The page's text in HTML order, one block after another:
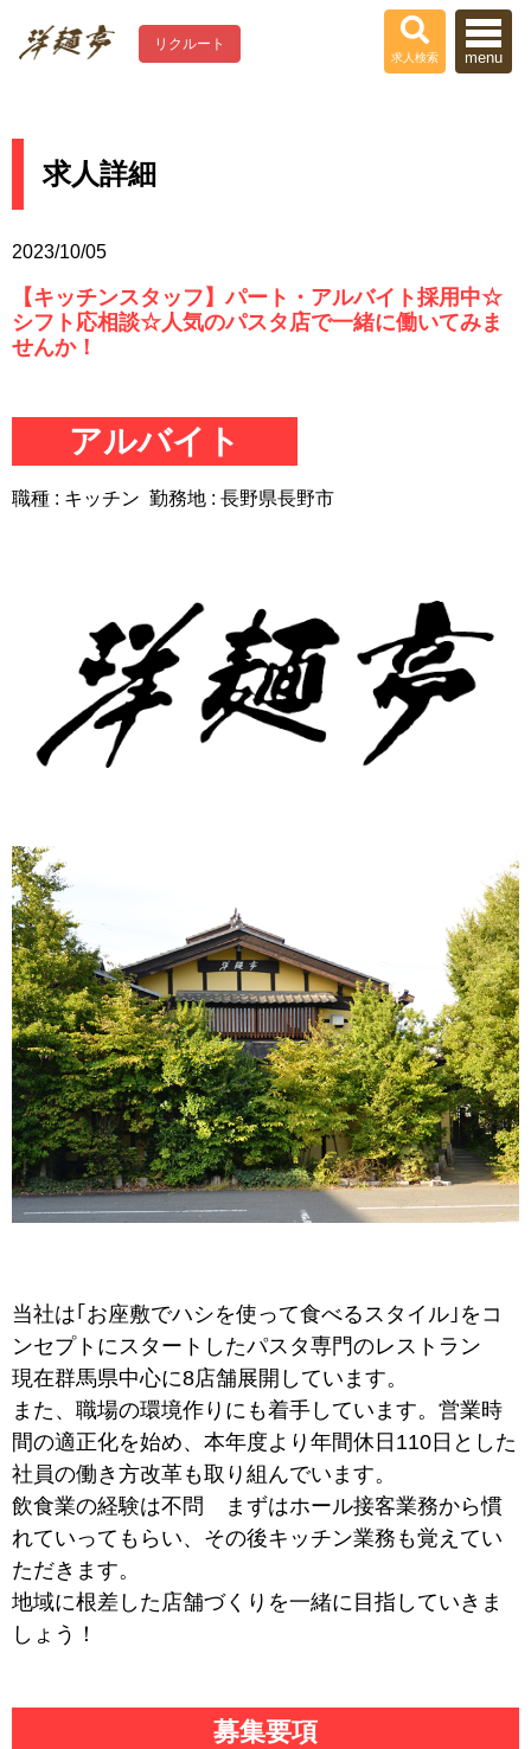
リクルート
求人検索 menu
求人詳細
2023/10/05
【キッチンスタッフ】パート・アルバイト採用中☆
シフト応相談☆人気のパスタ店で一緒に働いてみま
せんか！
アルバイト
職種 : キッチン 勤務地 : 長野県長野市
当社は｢お座敷でハシを使って食べるスタイル｣をコ
ンセプトにスタートしたパスタ専門のレストラン
現在群馬県中心に8店舗展開しています。
また、職場の環境作りにも着手しています。営業時
間の適正化を始め、本年度より年間休日110日とした
社員の働き方改革も取り組んでいます。
飲食業の経験は不問 まずはホール接客業務から慣
れていってもらい、その後キッチン業務も覚えてい
ただきます。
地域に根差した店舗づくりを一緒に目指していきま
しょう！
募集要項